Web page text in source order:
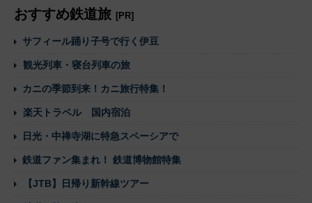
おすすめ鉄道旅 [PR]
サフィール踊り子号で行く伊豆
観光列車・寝台列車の旅
カニの季節到来！カニ旅行特集！
楽天トラベル 国内宿泊
日光・中禅寺湖に特急スペーシアで
鉄道ファン集まれ！ 鉄道博物館特集
【JTB】日帰り新幹線ツアー